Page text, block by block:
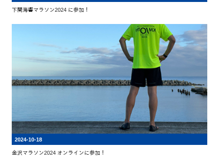
下関海響マラソン2024 に参加！
2024-10-18
金沢マラソン2024 オンラインに参加！